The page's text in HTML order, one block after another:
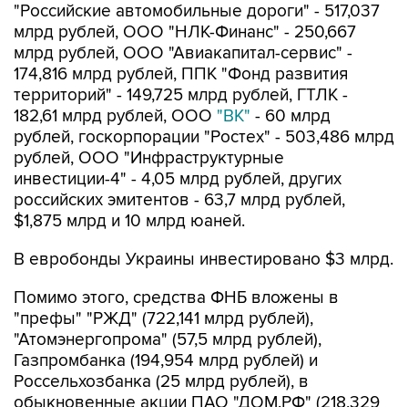
"Российские автомобильные дороги" - 517,037
млрд рублей, ООО "НЛК-Финанс" - 250,667
млрд рублей, ООО "Авиакапитал-сервис" -
174,816 млрд рублей, ППК "Фонд развития
территорий" - 149,725 млрд рублей, ГТЛК -
182,61 млрд рублей, ООО "ВК" - 60 млрд
рублей, госкорпорации "Ростех" - 503,486 млрд
рублей, ООО "Инфраструктурные
инвестиции-4" - 4,05 млрд рублей, других
российских эмитентов - 63,7 млрд рублей,
$1,875 млрд и 10 млрд юаней.
В евробонды Украины инвестировано $3 млрд.
Помимо этого, средства ФНБ вложены в
"префы" "РЖД" (722,141 млрд рублей),
"Атомэнергопрома" (57,5 млрд рублей),
Газпромбанка (194,954 млрд рублей) и
Россельхозбанка (25 млрд рублей), в